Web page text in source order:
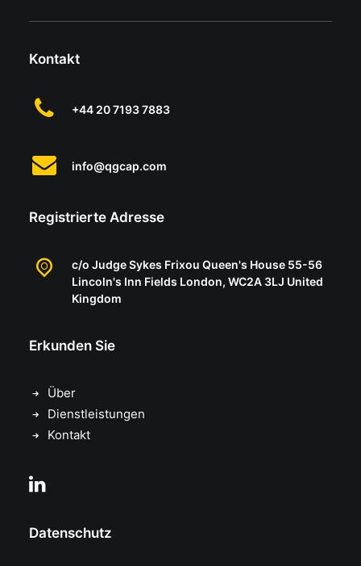
Kontakt
+44 20 7193 7883
info@qgcap.com
Registrierte Adresse
c/o Judge Sykes Frixou Queen's House 55-56
Lincoln's Inn Fields London, WC2A 3LJ United
Kingdom
Erkunden Sie
Über
Dienstleistungen
Kontakt
Datenschutz